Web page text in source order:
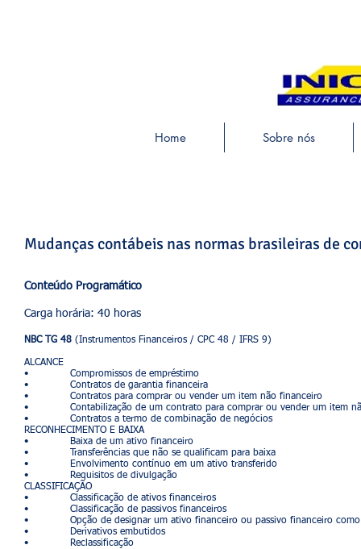
Home Sobre nós
Mudanças contábeis nas normas brasileiras de
Conteúdo Programático
Carga horária: 40 horas
NBC TG 48 (Instrumentos Financeiros / CPC 48 / IFRS 9)
ALCANCE
• Compromissos de empréstimo
• Contratos de garantia financeira
• Contratos para comprar ou vender um item não financeiro
• Contabilização de um contrato para comprar ou vender um item
• Contratos a termo de combinação de negócios
RECONHECIMENTO E BAIXA
• Baixa de um ativo financeiro
• Transferências que não se qualificam para baixa
• Envolvimento contínuo em um ativo transferido
• Requisitos de divulgação
CLASSIFICAÇÃO
• Classificação de ativos financeiros
• Classificação de passivos financeiros
• Opção de designar um ativo financeiro ou passivo financeiro como
• Derivativos embutidos
• Reclassificação